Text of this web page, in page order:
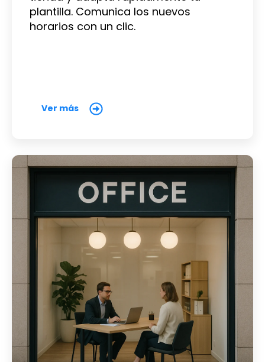
plantilla. Comunica los nuevos
horarios con un clic.
Ver más